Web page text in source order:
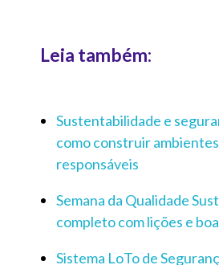
Leia também:
Sustentabilidade e
como construir
responsáveis
Semana da Qualidade
completo com lições e
Sistema LoTo de